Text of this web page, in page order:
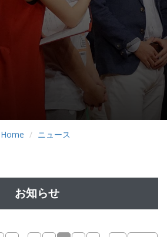
Home ニュース
お知らせ